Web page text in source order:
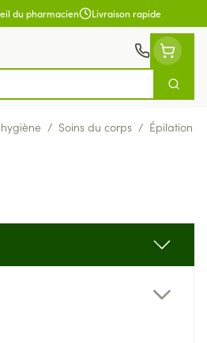
du pharmacien Livraison rapide
/ Soins du corps / Épilation